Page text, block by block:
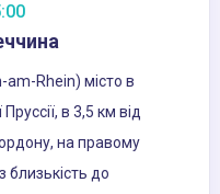
Rhein) місто в
в 3,5 км від
на правому
близькість до